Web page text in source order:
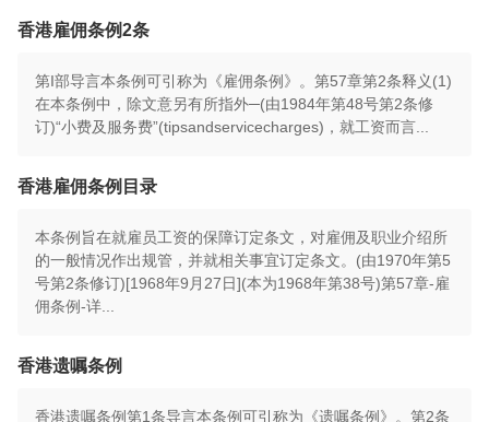
香港雇佣条例2条
第I部导言本条例可引称为《雇佣条例》。第57章第2条释义(1)
在本条例中，除文意另有所指外─(由1984年第48号第2条修
订)“小费及服务费”(tipsandservicecharges)，就工资而言...
香港雇佣条例目录
本条例旨在就雇员工资的保障订定条文，对雇佣及职业介绍所
的一般情况作出规管，并就相关事宜订定条文。(由1970年第5
号第2条修订)[1968年9月27日](本为1968年第38号)第57章-雇
佣条例-详...
香港遗嘱条例
香港遗嘱条例第1条导言本条例可引称为《遗嘱条例》。第2条